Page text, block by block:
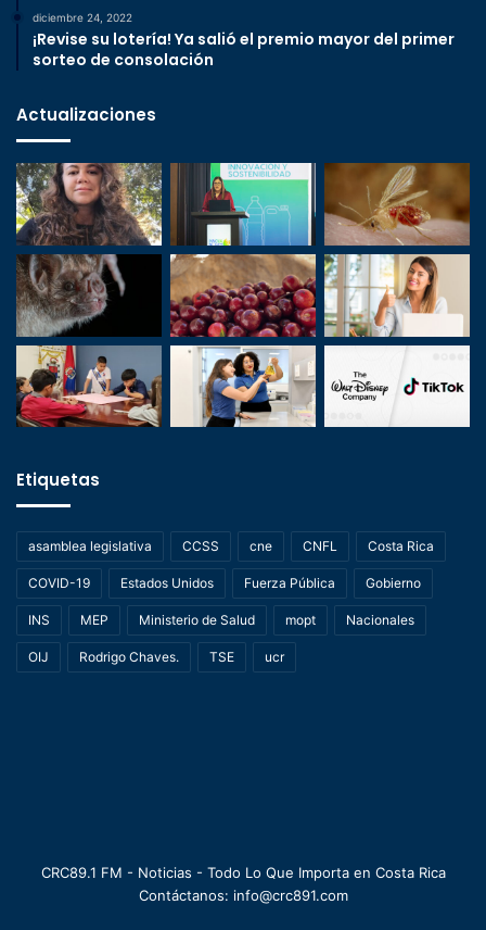
diciembre 24, 2022
¡Revise su lotería! Ya salió el premio mayor del primer
sorteo de consolación
Actualizaciones
Etiquetas
asamblea legislativa CCSS cne CNFL Costa Rica
COVID-19 Estados Unidos Fuerza Pública Gobierno
INS MEP Ministerio de Salud mopt Nacionales
OIJ Rodrigo Chaves. TSE ucr
CRC89.1 FM - Noticias - Todo Lo Que Importa en Costa Rica
Contáctanos: info@crc891.com